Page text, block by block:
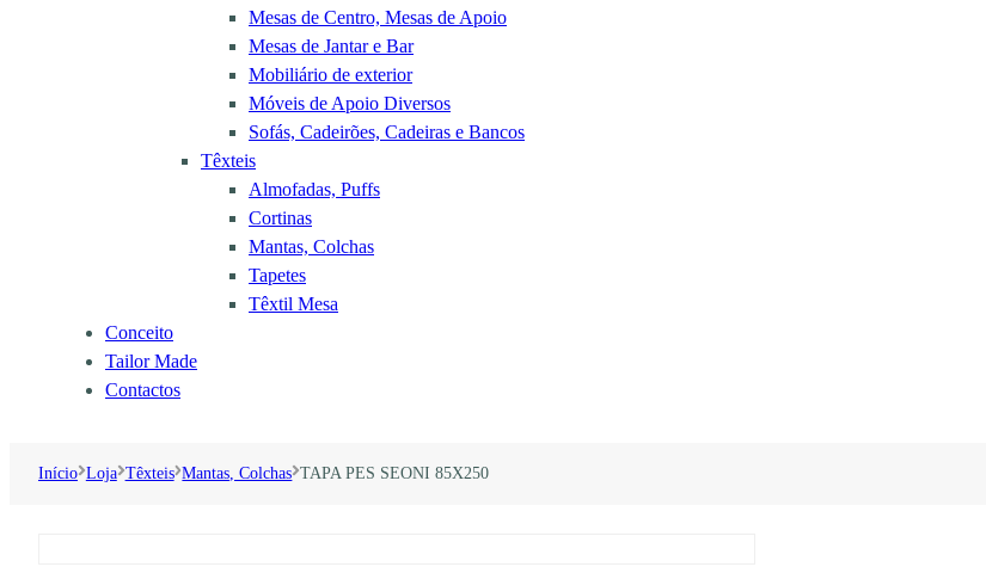
Mesas de Centro, Mesas de Apoio
Mesas de Jantar e Bar
Mobiliário de exterior
Móveis de Apoio Diversos
Sofás, Cadeirões, Cadeiras e Bancos
Têxteis
Almofadas, Puffs
Cortinas
Mantas, Colchas
Tapetes
Têxtil Mesa
Conceito
Tailor Made
Contactos
Início Loja Têxteis Mantas, Colchas TAPA PES SEONI 85X250